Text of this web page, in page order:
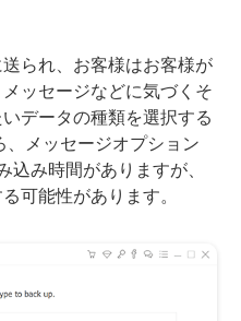
られ、お客様はお客様が
ッセージなどに気づくそ
データの種類を選択する
、メッセージオプション
込み時間がありますが、
可能性があります。